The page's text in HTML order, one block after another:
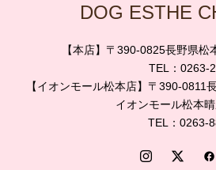
DOG ESTHE
【本店】〒390-0825長野県松
TEL：0263-
【イオンモール松本店】〒390-0811
イオンモール松本
TEL：0263-